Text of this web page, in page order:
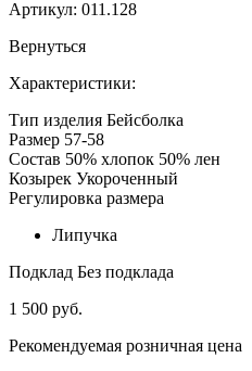
Артикул: 011.128
Вернуться
Характеристики:
Тип изделия Бейсболка
Размер 57-58
Состав 50% хлопок 50% лен
Козырек Укороченный
Регулировка размера
Липучка
Подклад Без подклада
1 500 руб.
Рекомендуемая розничная цена